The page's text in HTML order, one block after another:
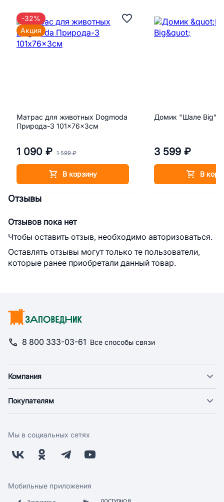
Матрас для животных Dogmoda
Природа-3 101x76x3см
1 090 ₽ 1 599 ₽
В корзину
-32%
Акция
Домик "Шале Big"
3 599 ₽
В
Отзывы
Отзывов пока нет
Чтобы оставить отзыв, необходимо авторизоваться.
Оставлять отзывы могут только те пользователи,
которые ранее приобретали данный товар.
8 800 333-03-61 Все способы связи
Компания
Новости
Поставщикам
Заводчикам
Обратная связь
Покупателям
Оплата
Бонусная программа
Скидки и акции
Мы в социальных сетях
Мобильные приложения